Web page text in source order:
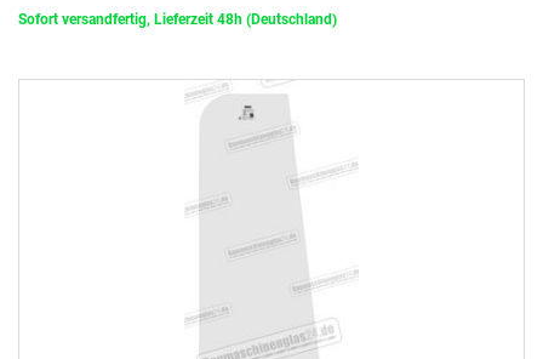
Sofort versandfertig, Lieferzeit 48h (Deutschland)